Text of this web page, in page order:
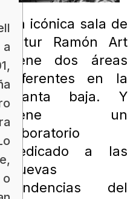
o
La icónica sala de
Artur Ramón Art
tiene dos áreas
diferentes en la
planta baja. Y
tiene un
laboratorio
dedicado a las
nuevas
tendencias del